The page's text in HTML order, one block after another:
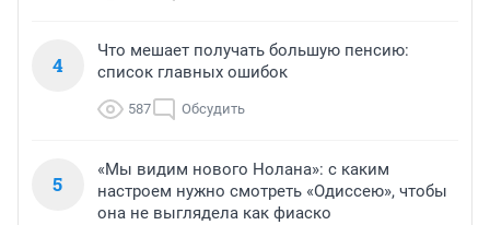
4
Что мешает получать большую пенсию:
список главных ошибок
587 Обсудить
5
«Мы видим нового Нолана»: с каким
настроем нужно смотреть «Одиссею», чтобы
она не выглядела как фиаско